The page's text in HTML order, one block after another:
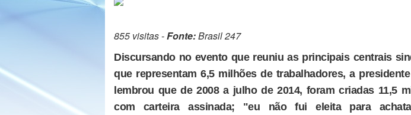
855 visitas -Fonte:Brasil 247
Discursando no evento que reuniu as principais centrais
que representam 6,5 milhões de trabalhadores, a
lembrou que de 2008 a julho de 2014, foram criadas 11,5
com carteira assinada; "eu não fui eleita para